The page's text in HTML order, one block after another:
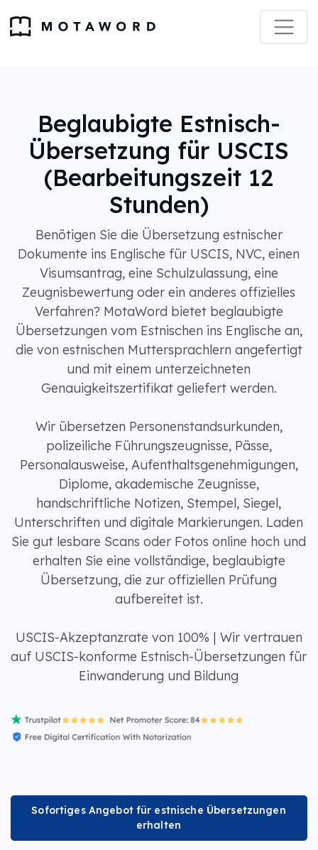
Beglaubigte Estnisch-
Übersetzung für USCIS
(Bearbeitungszeit 12
Stunden)
Benötigen Sie die Übersetzung estnischer
Dokumente ins Englische für USCIS, NVC, einen
Visumsantrag, eine Schulzulassung, eine
Zeugnisbewertung oder ein anderes offizielles
Verfahren? MotaWord bietet beglaubigte
Übersetzungen vom Estnischen ins Englische an,
die von estnischen Muttersprachlern angefertigt
und mit einem unterzeichneten
Genauigkeitszertifikat geliefert werden.
Wir übersetzen Personenstandsurkunden,
polizeiliche Führungszeugnisse, Pässe,
Personalausweise, Aufenthaltsgenehmigungen,
Diplome, akademische Zeugnisse,
handschriftliche Notizen, Stempel, Siegel,
Unterschriften und digitale Markierungen. Laden
Sie gut lesbare Scans oder Fotos online hoch und
erhalten Sie eine vollständige, beglaubigte
Übersetzung, die zur offiziellen Prüfung
aufbereitet ist.
USCIS-Akzeptanzrate von 100% | Wir vertrauen
auf USCIS-konforme Estnisch-Übersetzungen für
Einwanderung und Bildung
Sofortiges Angebot für estnische Übersetzungen
erhalten